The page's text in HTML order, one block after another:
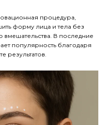
процедура,
форму лица и тела без
вмешательства. В последние
популярность благодаря
результатов.